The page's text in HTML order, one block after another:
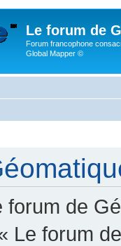
Le forum de
Forum francophone
Global Mapper ©
forum de
Le forum